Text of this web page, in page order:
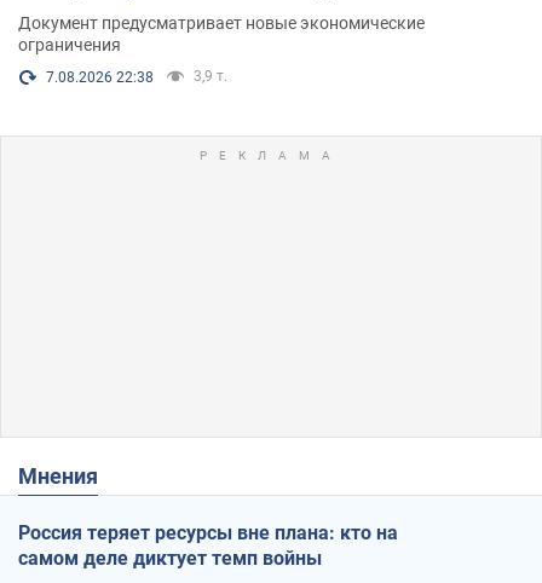
Документ предусматривает новые экономические
ограничения
7.08.2026 22:38 3,9 т.
Мнения
Россия теряет ресурсы вне плана: кто на
самом деле диктует темп войны